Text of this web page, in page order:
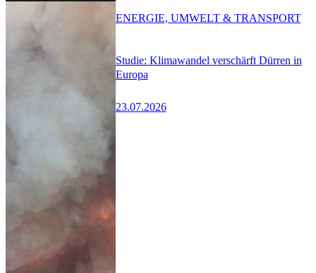
Studie: Klimawandel verschärft Dürren in
Europa
23.07.2026
ENERGIE, UMWELT & TRANSPORT